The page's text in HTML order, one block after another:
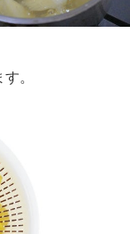
。